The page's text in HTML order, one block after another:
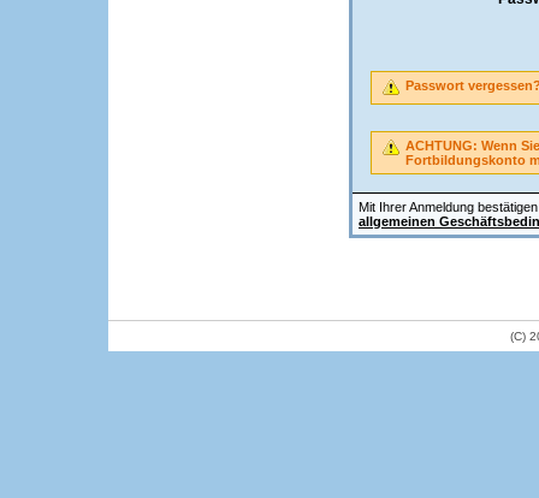
Mit Ihrer Anmeldung
allgemeinen
Passwort
ACHTUNG: Wenn
Fortbildungskonto
(C)